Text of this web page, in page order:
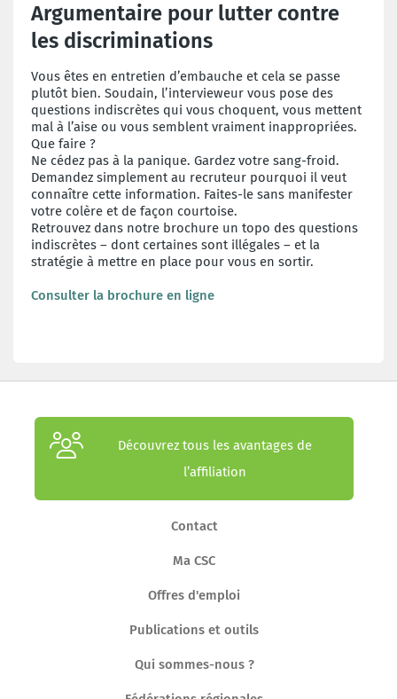
Argumentaire pour lutter contre
les discriminations
Vous êtes en entretien d’embauche et cela se passe
plutôt bien. Soudain, l’intervieweur vous pose des
questions indiscrètes qui vous choquent, vous mettent
mal à l’aise ou vous semblent vraiment inappropriées.
Que faire ?
Ne cédez pas à la panique. Gardez votre sang-froid.
Demandez simplement au recruteur pourquoi il veut
connaître cette information. Faites-le sans manifester
votre colère et de façon courtoise.
Retrouvez dans notre brochure un topo des questions
indiscrètes – dont certaines sont illégales – et la
stratégie à mettre en place pour vous en sortir.
Consulter la brochure en ligne
Découvrez tous les avantages de
l’affiliation
Contact
Ma CSC
Offres d'emploi
Publications et outils
Qui sommes-nous ?